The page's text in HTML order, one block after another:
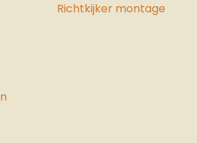
Richtkijker montage